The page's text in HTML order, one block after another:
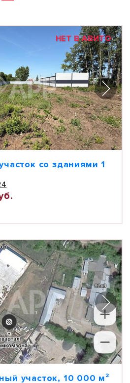
НЕТ В АВИТО
со зданиями 1
участок, 10 000 м²